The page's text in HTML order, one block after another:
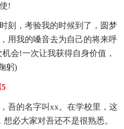
!
刻，考验我的时候到了，圆梦
用我的嗓音去为自己的将来呼
会!一次让我获得自身价值，
躬)
吾的名字叫xx。在学校里，这
必大家对吾还不是很熟悉。